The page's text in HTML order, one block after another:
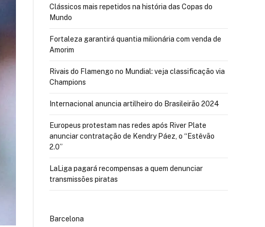
Clássicos mais repetidos na história das Copas do
Mundo
Fortaleza garantirá quantia milionária com venda de
Amorim
Rivais do Flamengo no Mundial: veja classificação via
Champions
Internacional anuncia artilheiro do Brasileirão 2024
Europeus protestam nas redes após River Plate
anunciar contratação de Kendry Páez, o “Estêvão
2.0”
LaLiga pagará recompensas a quem denunciar
transmissões piratas
Barcelona